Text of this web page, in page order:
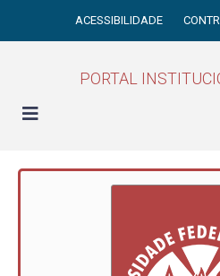
ACESSIBILIDADE
PORTAL